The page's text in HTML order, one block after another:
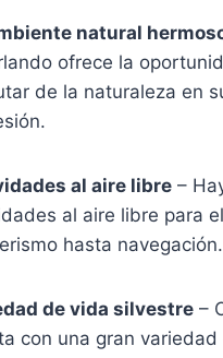
natural
ofrece la
de la naturaleza en
al aire libre –
al aire libre para
hasta navegación.
de vida silvestre –
con una gran variedad